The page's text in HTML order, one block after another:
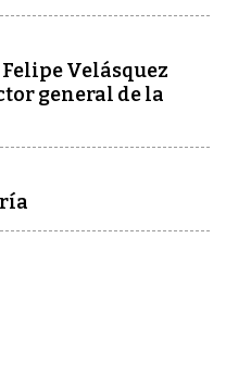
Velásquez
general de la